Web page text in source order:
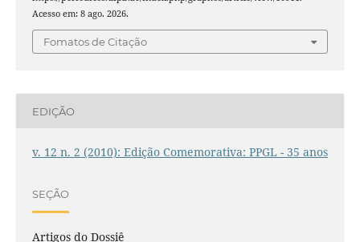
Acesso em: 8 ago. 2026.
Fomatos de Citação
EDIÇÃO
v. 12 n. 2 (2010): Edição Comemorativa: PPGL - 35 anos
SEÇÃO
Artigos do Dossiê